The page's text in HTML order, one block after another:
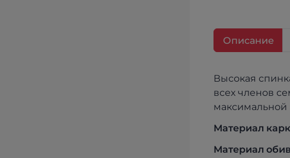
Описание
Высокая
всех членов
максимальной
Материал
Материал